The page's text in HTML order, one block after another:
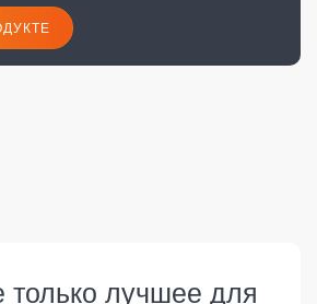
только лучшее для